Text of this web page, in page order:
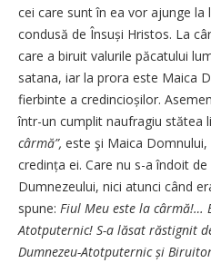
cei care sunt în ea vor ajunge la
condusă de Însuși Hristos. La
care a biruit valurile păcatului
satana, iar la prora este Maica
fierbinte a credincioșilor.
într-un cumplit naufragiu stătea
cârmă”, este şi Maica
credința ei. Care nu s-a îndoit
Dumnezeului, nici atunci când
spune: Fiul Meu este la cârmă!…
Atotputernic! S-a lăsat răstignit
Dumnezeu-Atotputernic și